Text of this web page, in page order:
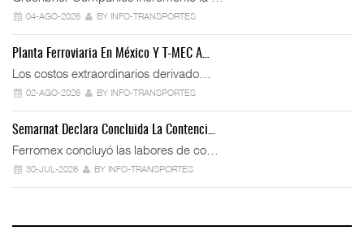
04-AGO-2026 BY INFO-TRANSPORTES
Planta Ferroviaria En México Y T-MEC A…
Los costos extraordinarios derivado…
02-AGO-2026 BY INFO-TRANSPORTES
Semarnat Declara Concluida La Contenci…
Ferromex concluyó las labores de co…
30-JUL-2026 BY INFO-TRANSPORTES